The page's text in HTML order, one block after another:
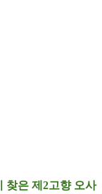
찾은 제2고향 오사